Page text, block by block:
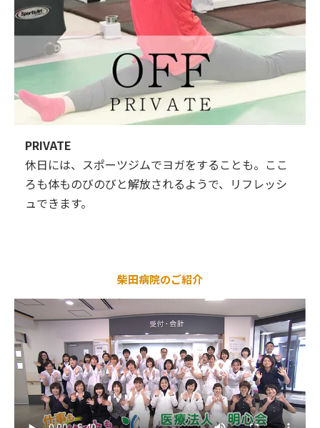
PRIVATE
休日には、スポーツジムでヨガをすることも。ここ
ろも体ものびのびと解放されるようで、リフレッシ
ュできます。
柴田病院のご紹介